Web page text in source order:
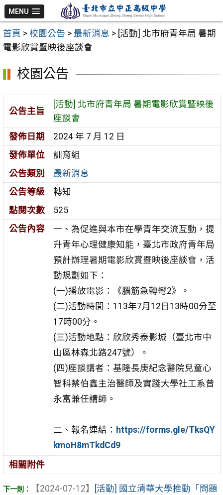
跳
至
主
要
MENU
首頁 > 校園公告 > 最新消息 > [活動] 北市府青年局 暑期
電影欣賞暨映後座談會
校園公告
公告主旨
[活動] 北市府青年局 暑期電影欣賞暨映後
座談會
發佈日期
2024 年 7 月 12 日
發佈單位
訓育組
公告類別
最新消息
公告等級
轉知
點閱次數
525
公告內容
一、為促進與本市在學青年交流互動，提
升青年心理健康知能，臺北市政府青年局
預計辦理暑期電影欣賞暨映後座談會，活
動規劃如下：
(一)播放電影：《腦筋急轉彎2》。
(二)活動時間：113年7月12日13時00分至
17時00分。
(三)活動地點：欣欣秀泰影城（臺北市中
山區林森北路247號）。
(四)座談講者：基隆長庚紀念醫院兒童心
智科蔡伯鑫主治醫師及實踐大學社工系曾
永富兼任講師。
二、報名連結： https://forms.gle/TksQY
kmoH8mTkdCd9
相關附件
【2024-07-12】
[活動] 國立清華大學推動「問題